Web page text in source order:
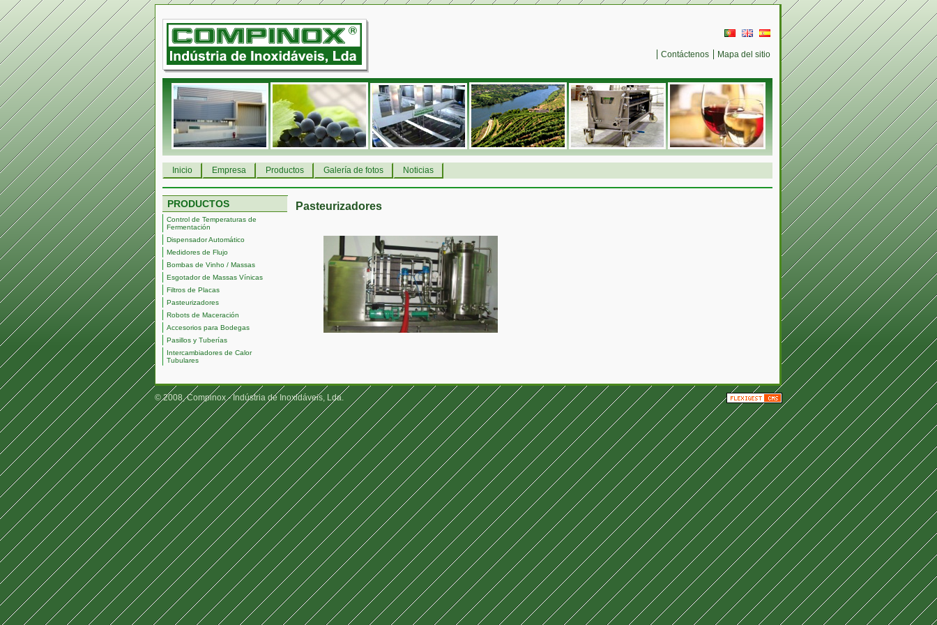
Contáctenos Mapa del sitio
Inicio Empresa Productos Galería de fotos Noticias
PRODUCTOS
Control de Temperaturas de
Fermentación
Dispensador Automático
Medidores de Flujo
Bombas de Vinho / Massas
Esgotador de Massas Vínicas
Filtros de Placas
Pasteurizadores
Robots de Maceración
Accesorios para Bodegas
Pasillos y Tuberías
Intercambiadores de Calor
Tubulares
Pasteurizadores
© 2008, Compinox - Indústria de Inoxidáveis, Lda.